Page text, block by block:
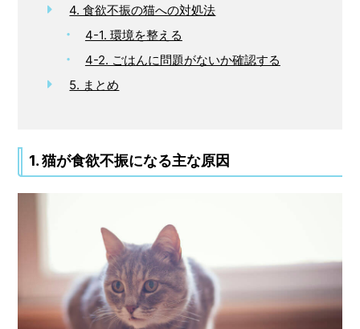
4. 食欲不振の猫への対処法
4-1. 環境を整える
4-2. ごはんに問題がないか確認する
5. まとめ
1. 猫が食欲不振になる主な原因